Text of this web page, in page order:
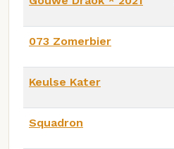
073 Zomerbier
Keulse Kater
Squadron